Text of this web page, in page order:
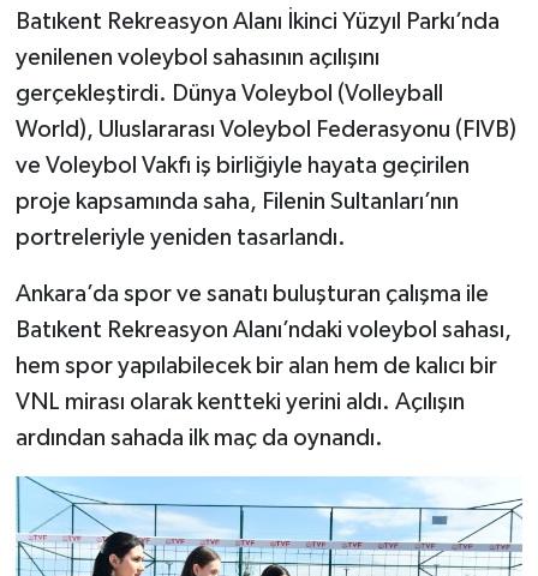
Batıkent Rekreasyon Alanı İkinci Yüzyıl Parkı’nda
yenilenen voleybol sahasının açılışını
gerçekleştirdi. Dünya Voleybol (Volleyball
World), Uluslararası Voleybol Federasyonu (FIVB)
ve Voleybol Vakfı iş birliğiyle hayata geçirilen
proje kapsamında saha, Filenin Sultanları’nın
portreleriyle yeniden tasarlandı.
Ankara’da spor ve sanatı buluşturan çalışma ile
Batıkent Rekreasyon Alanı’ndaki voleybol sahası,
hem spor yapılabilecek bir alan hem de kalıcı bir
VNL mirası olarak kentteki yerini aldı. Açılışın
ardından sahada ilk maç da oynandı.